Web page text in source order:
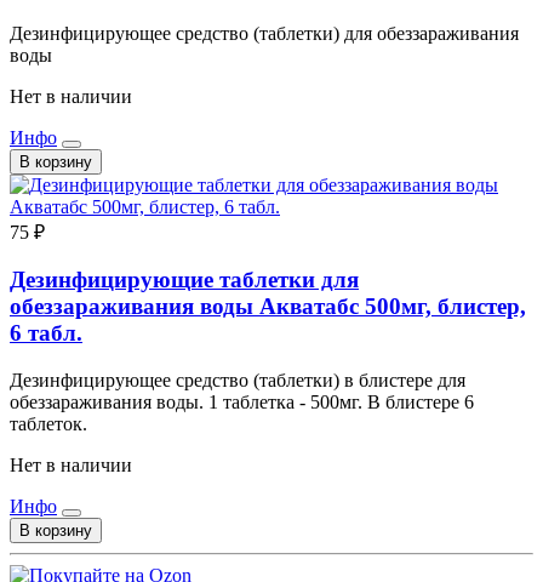
Дезинфицирующее средство (таблетки) для обеззараживания
воды
Нет в наличии
Инфо
В корзину
75 ₽
Дезинфицирующие таблетки для
обеззараживания воды Акватабс 500мг, блистер,
6 табл.
Дезинфицирующее средство (таблетки) в блистере для
обеззараживания воды. 1 таблетка - 500мг. В блистере 6
таблеток.
Нет в наличии
Инфо
В корзину